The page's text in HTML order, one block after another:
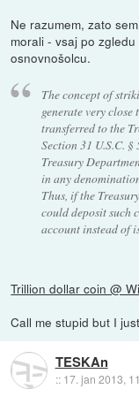
Ne razumem, zato
morali - vsaj po
osnovnošolcu.
The concept of
generate very
transferred to the
Section 31 U.S.C.
Treasury
in any
Thus, if the
could deposit such
account instead of
Trillion dollar coin @
Call me stupid but I
TESKAn
:: 17. jan 2013,